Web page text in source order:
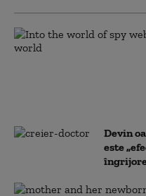
Devin
este